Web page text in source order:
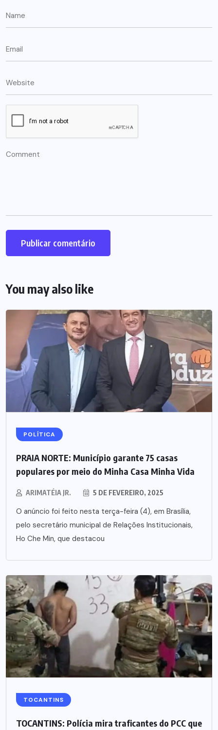
You may also like
POLÍTICA
PRAIA NORTE: Município garante 75 casas
populares por meio do Minha Casa Minha Vida
ARIMATÉIA JR. 5 DE FEVEREIRO, 2025
O anúncio foi feito nesta terça-feira (4), em Brasília,
pelo secretário municipal de Relações Institucionais,
Ho Che Min, que destacou
TOCANTINS
TOCANTINS: Polícia mira traficantes do PCC que